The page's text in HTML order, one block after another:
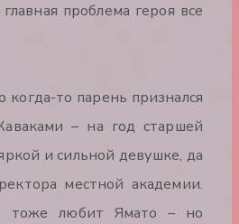
проблема героя все
когда-то парень признался
– на год старшей
и сильной девушке, да
местной академии.
тоже любит Ямато – но